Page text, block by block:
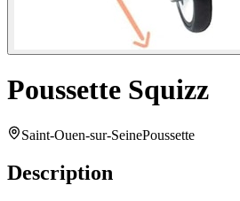
Poussette Squizz
Saint-Ouen-sur-SeinePoussette
Description